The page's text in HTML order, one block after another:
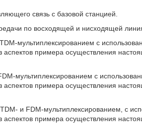
связь с базовой станцией.
по восходящей и нисходящей
мультиплексированием с
аспектов примера осуществления
мультиплексированием с
аспектов примера осуществления
и FDM-мультиплексированием, с
аспектов примера осуществления